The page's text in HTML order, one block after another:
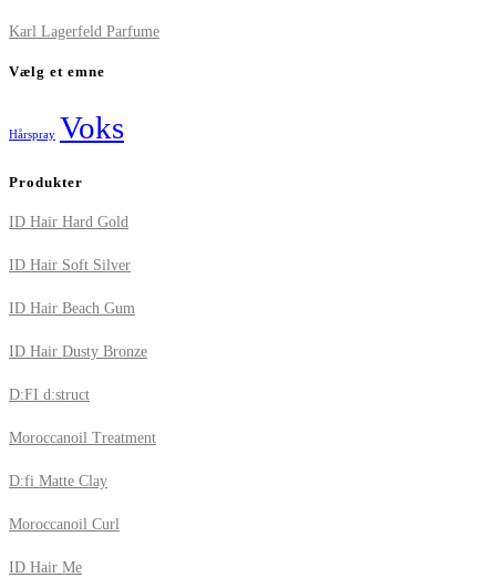
Karl Lagerfeld Parfume
Vælg et emne
Hårspray Voks
Produkter
ID Hair Hard Gold
ID Hair Soft Silver
ID Hair Beach Gum
ID Hair Dusty Bronze
D:FI d:struct
Moroccanoil Treatment
D:fi Matte Clay
Moroccanoil Curl
ID Hair Me